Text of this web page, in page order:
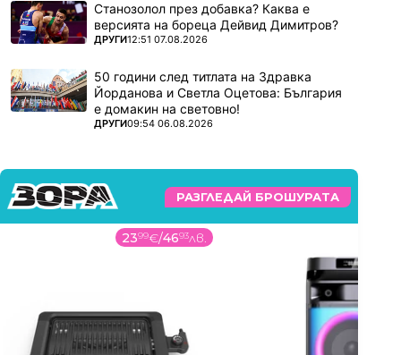
Станозолол през добавка? Каква е
версията на бореца Дейвид Димитров?
ПОВЕЧЕ ОТ
ДРУГИ12:51 07.08.2026
50 години след титлата на Здравка
Йорданова и Светла Оцетова: България
е домакин на световно!
ПОВЕЧЕ ОТ
ДРУГИ09:54 06.08.2026
РАЗГЛЕДАЙ БРОШУРАТА
2399€/4693лв.